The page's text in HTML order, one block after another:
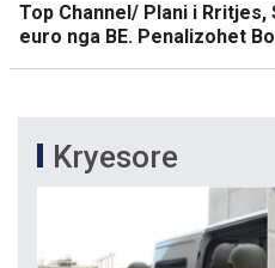
Top Channel/ Plani i
euro nga BE. Penalizohet
Kryesore